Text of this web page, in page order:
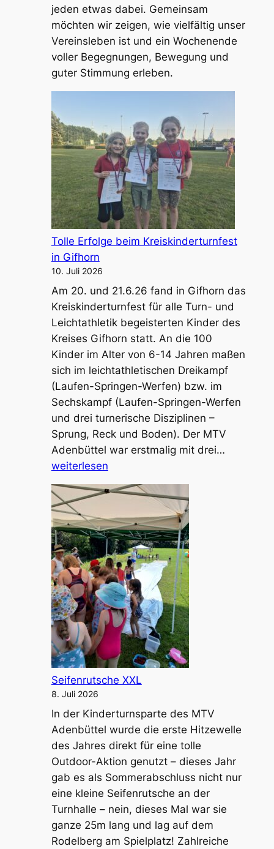
jeden etwas dabei. Gemeinsam
möchten wir zeigen, wie vielfältig unser
Vereinsleben ist und ein Wochenende
voller Begegnungen, Bewegung und
guter Stimmung erleben.
Tolle Erfolge beim Kreiskinderturnfest
in Gifhorn
10. Juli 2026
Am 20. und 21.6.26 fand in Gifhorn das
Kreiskinderturnfest für alle Turn- und
Leichtathletik begeisterten Kinder des
Kreises Gifhorn statt. An die 100
Kinder im Alter von 6-14 Jahren maßen
sich im leichtathletischen Dreikampf
(Laufen-Springen-Werfen) bzw. im
Sechskampf (Laufen-Springen-Werfen
und drei turnerische Disziplinen –
Sprung, Reck und Boden). Der MTV
Adenbüttel war erstmalig mit drei…
weiterlesen
Seifenrutsche XXL
8. Juli 2026
In der Kinderturnsparte des MTV
Adenbüttel wurde die erste Hitzewelle
des Jahres direkt für eine tolle
Outdoor-Aktion genutzt – dieses Jahr
gab es als Sommerabschluss nicht nur
eine kleine Seifenrutsche an der
Turnhalle – nein, dieses Mal war sie
ganze 25m lang und lag auf dem
Rodelberg am Spielplatz! Zahlreiche